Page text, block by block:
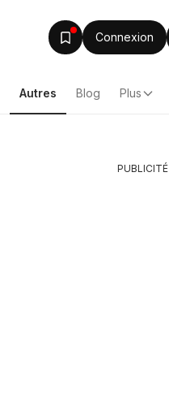
Connexion
Autres Blog Plus
PUBLICITÉ